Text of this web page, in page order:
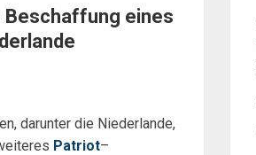
Beschaffung eines
darunter die Niederlande,
Patriot–